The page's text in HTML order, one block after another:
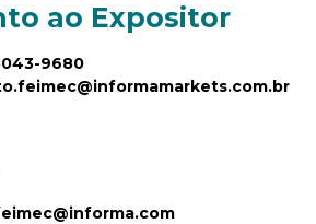
ao Expositor
9680